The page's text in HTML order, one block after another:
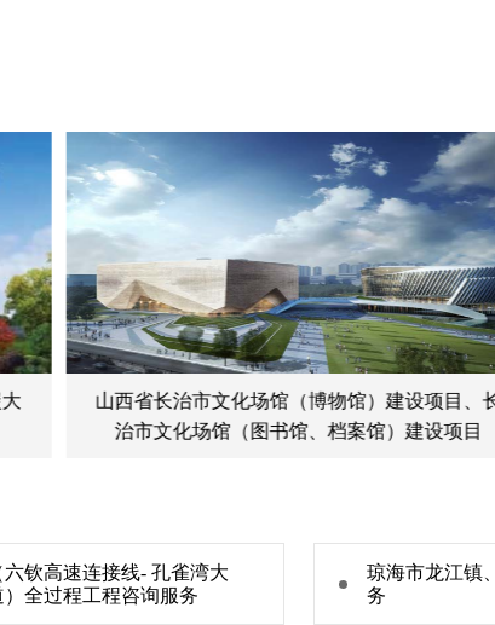
山西省长治市文化场馆（博物馆）建设项目、
治市文化场馆（图书馆、档案馆）建设项目
钦高速连接线- 孔雀湾大
全过程工程咨询服务
琼海市龙江镇
务